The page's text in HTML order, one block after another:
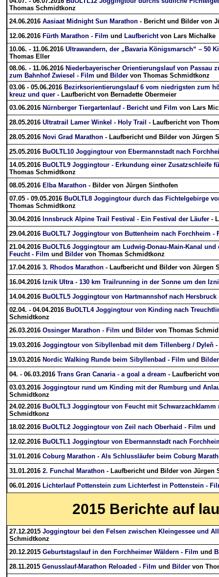
Thomas Schmidtkonz
24.06.2016 Aasiaat Midnight Sun Marathon - Bericht und Bilder von
12.06.2016 Fürth Marathon - Film und Laufberichtvon Lars Michalke
10.06. - 11.06.2016 Ultrawandern, der „Bavaria Königsmarsch“ – 50
Thomas Eller
08.06. - 11.06.2016 Niederbayerischer Orientierungslauf von Passau
zum Bahnhof Zwiesel - Film und Bilder von Thomas Schmidtkonz
03.06 - 05.06.2016 Bezirksorientierungslauf 6 vom niedrigsten zum
kreuz und quer - Laufbericht von Bernadette Obermeier
03.06.2016 Nürnberger Tiergartenlauf - Berichtund Film von Lars
28.05.2016 Ultratrail Lamer Winkel - Holy Trail - Laufbericht von
28.05.2016 Novi Grad Marathon - Laufbericht und Bilder von Jürgen
25.05.2016 BuOLTL10 Joggingtour von Ebermannstadt nach
14.05.2016 BuOLTL9 Joggingtour - Erkundung einer Zusatzschleife
Thomas Schmidtkonz
08.05.2016 Elba Marathon - Bilder von Jürgen Sinthofen
07.05 - 09.05.2016 BuOLTL8 Joggingtour durch das Fichtelgebirge
Thomas Schmidtkonz
30.04.2016 Innsbruck Alpine Trail Festival - Ein Festival der Läufer -
29.04.2016 BuOLTL7 Joggingtour von Buttenheim nach Forchheim -
21.04.2016 BuOLTL6 Joggingtour am Ludwig-Donau-Main-Kanal
Feucht - Film und Bilder von Thomas Schmidtkonz
17.04.2016 3. Rhodos Marathon - Laufbericht und Bilder von Jürgen
16.04.2016 Iznik Ultra - 130 km Trailrunning in der Sonne um den
14.04.2016 BuOLTL5 Joggingtour von Hartmannshof nach Hersbruck
02.04. - 04.04.2016 BuOLTL4 Joggingtour von Kinding nach
Schmidtkonz
26.03.2016 Ossinger Marathon - Film und Bilder von Thomas
19.03.2016 Joggingtour von Sibyllenbad mit dem Tillenberg / Dyleň
19.03.2016 Nordic Walking Runde beim Sibyllenbad - Film und Bilder
04. - 06.03.2016 Trans Gran Canaria - a goal a dream - Laufbericht
03.03.2016 Joggingtour rund um Kinding mit der Rumburg und
Schmidtkonz
24.02.2016 BuOLTL3 Joggingtour von Feucht mit
Schmidtkonz
18.02.2016 BuOLTL2 Joggingtour von Zeil nach Oberhaid - Film und
12.02.2016 BuOLTL1 Joggingtour von Ebermannstadt nach
31.01.2016 Coburg Marathon - Als Schlussläufer beim Coburg
31.01.2016 2. Funchal Marathon - Laufbericht und Bilder von Jürgen
06.01.2016 Lichterlauf Pottenstein zum Lichterfest in Pottenstein -
2015 Berichte auf
27.12.2015 Joggingtour bei den Felsen zwischen Kleingessee und
Schmidtkonz
20.12.2015 Geburtstagslauf in den Forchheimer Wäldern - Film und
28.11.2015 Genusslauf-Marathon Reloaded - Film und Bilder von